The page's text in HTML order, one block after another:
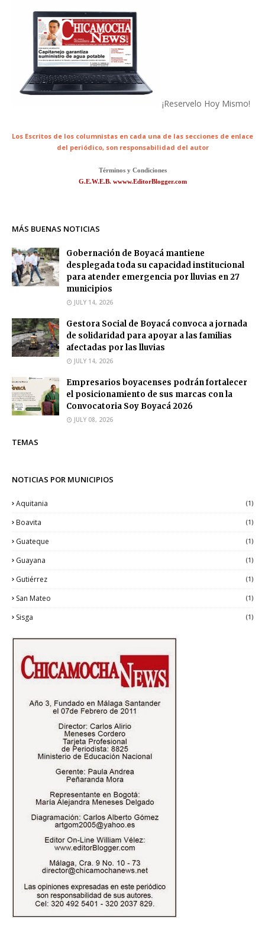
¡Reservelo Hoy Mismo!
Los Escritos de los columnistas en cada una de las secciones de enlace
del periódico, son responsabilidad del autor
Términos y Condiciones
G.E.W.E.B. wwww.EditorBlogger.com
MÁS BUENAS NOTICIAS
Gobernación de Boyacá mantiene
desplegada toda su capacidad institucional
para atender emergencia por lluvias en 27
municipios
JULY 14, 2026
Gestora Social de Boyacá convoca a jornada
de solidaridad para apoyar a las familias
afectadas por las lluvias
JULY 14, 2026
Empresarios boyacenses podrán fortalecer
el posicionamiento de sus marcas con la
Convocatoria Soy Boyacá 2026
JULY 08, 2026
TEMAS
NOTICIAS POR MUNICIPIOS
Aquitania (1)
Boavita (1)
Guateque (1)
Guayana (1)
Gutiérrez (1)
San Mateo (1)
Sisga (1)